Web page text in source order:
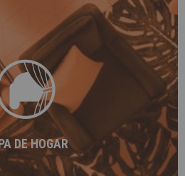
DE HOGAR
especialmente desarrollado
las prendas de hogar así como
en la limpieza y óptimo
el interior de tu vivienda.